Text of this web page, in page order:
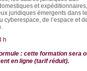
et
juridiques émergents dans
cyberespace, de l’espace et
h
: cette formation sera
en ligne (tarif réduit).